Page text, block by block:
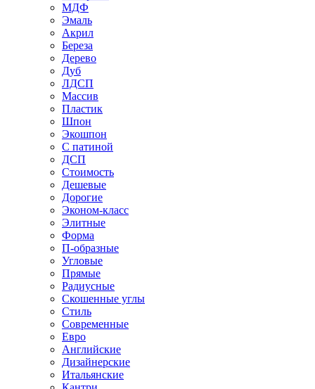
МДФ
Эмаль
Акрил
Береза
Дерево
Дуб
ЛДСП
Массив
Пластик
Шпон
Экошпон
С патиной
ДСП
Стоимость
Дешевые
Дорогие
Эконом-класс
Элитные
Форма
П-образные
Угловые
Прямые
Радиусные
Скошенные углы
Стиль
Современные
Евро
Английские
Дизайнерские
Итальянские